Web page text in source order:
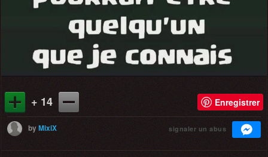
+ 14 Enregistrer
byMixiX signaler un abus